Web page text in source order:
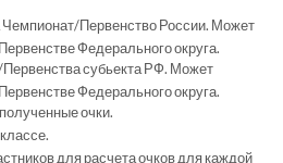
Первенство России. Может
Федерального округа.
субьекта РФ. Может
Федерального округа.
очки.
для расчета очков для каждой